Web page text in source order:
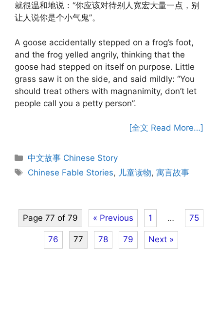
就很温和地说：“你应该对待别人宽宏大量一点，别
让人说你是个小气鬼”。
A goose accidentally stepped on a frog’s foot,
and the frog yelled angrily, thinking that the
goose had stepped on itself on purpose. Little
grass saw it on the side, and said mildly: “You
should treat others with magnanimity, don’t let
people call you a petty person”.
[全文 Read More…]
Categories
中文故事 Chinese Story
Tags
Chinese Fable Stories, 儿童读物,寓言故事
Page 77 of 79 « Previous 1 … 75
76 77 78 79 Next »